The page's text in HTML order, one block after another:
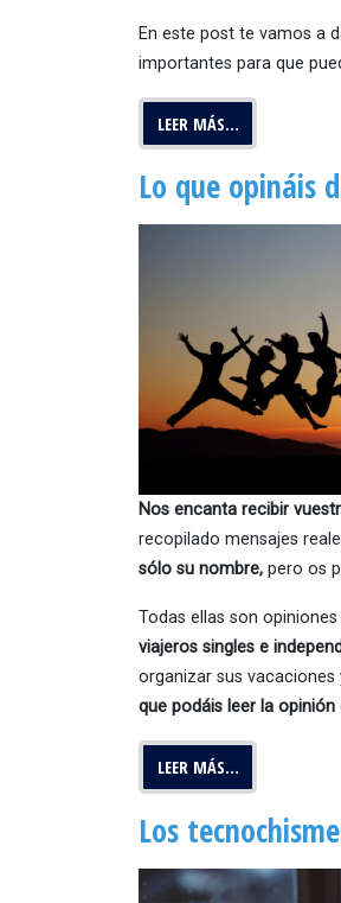
En este post te vamos a
importantes para que
LEER MÁS…
Lo que opináis
Nos encanta recibir
recopilado mensajes
sólo su nombre, pero os
Todas ellas son
viajeros singles e
organizar sus vacaciones
que podáis leer la
LEER MÁS…
Los